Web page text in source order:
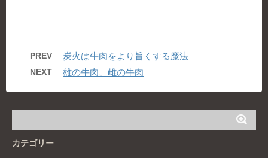
PREV 炭火は牛肉をより旨くする魔法
NEXT 雄の牛肉、雌の牛肉
カテゴリー